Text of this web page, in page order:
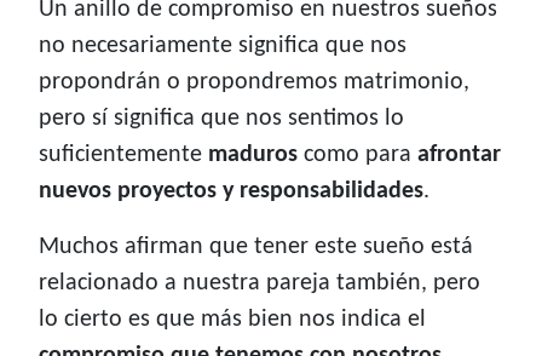
Un anillo de compromiso en nuestros sueños
no necesariamente significa que nos
propondrán o propondremos matrimonio,
pero sí significa que nos sentimos lo
suficientemente maduros como para afrontar
nuevos proyectos y responsabilidades.
Muchos afirman que tener este sueño está
relacionado a nuestra pareja también, pero
lo cierto es que más bien nos indica el